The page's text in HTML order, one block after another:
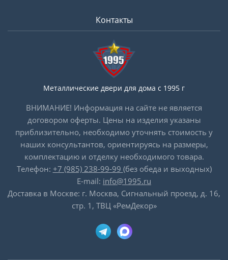
Контакты
Металлические двери для дома с 1995 г
ВНИМАНИЕ! Информация на сайте не является
договором оферты. Цены на изделия указаны
приблизительно, необходимо уточнять стоимость у
наших консультантов, ориентируясь на размеры,
комплектацию и отделку необходимого товара.
Телефон: +7 (985) 238-99-99 (без обеда и выходных)
E-mail: info@1995.ru
Доставка в Москве: г. Москва, Сигнальный проезд, д. 16,
стр. 1, ТВЦ «РемДекор»